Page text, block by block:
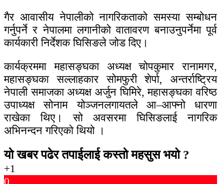
गैर आवासीय नेपालीको नागरिकताको समस्या सम्बोधन
गर्नुपर्ने र नेपालमा लगानीको वातावरण बनाउनुपर्नेमा पूर्व
कार्यकारी निर्देशक घिसिङले जोड दिए।
कार्यक्रममा महासङ्घका अध्यक्ष चोपकुमार रानामगर,
महासङ्घका सल्लाहकार सोमफुरी शेर्पा, अन्तर्राष्ट्रिय
नेपाली समाजका अध्यक्ष अर्जुन घिमिरे, महासङ्घका वरिष्ठ
उपाध्यक्ष सोनाम योञ्जनलगायतले आ–आफ्नो धारणा
राखेका थिए। सो अवसरमा घिसिङलाई नागरिक
अभिनन्दन गरिएको थियो ।
यो खबर पढेर तपाईलाई कस्तो महसुस भयो ?
+1
0